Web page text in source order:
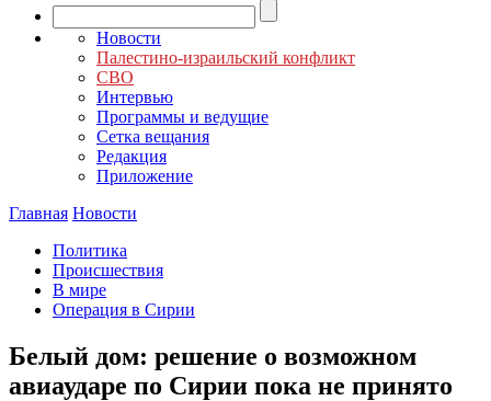
Новости
Палестино-израильский конфликт
СВО
Интервью
Программы и ведущие
Сетка вещания
Редакция
Приложение
Главная Новости
Политика
Происшествия
В мире
Операция в Сирии
Белый дом: решение о возможном
авиаударе по Сирии пока не принято